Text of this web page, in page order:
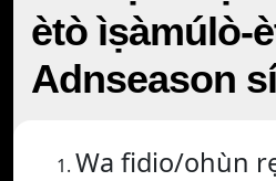
ètò ìṣàmúlò-
Adnseason
Wa fidio/ohùn